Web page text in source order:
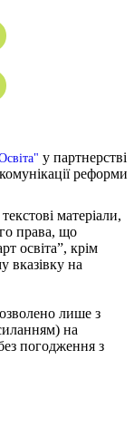
у партнерстві
реформи
матеріали,
права, що
освіта”, крім
вказівку на
лише з
на
погодження з